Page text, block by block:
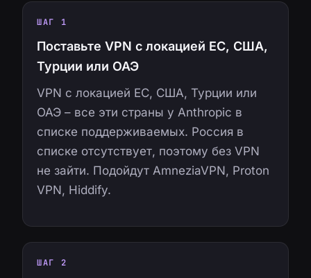
ШАГ 1
Поставьте VPN с локацией ЕС, США,
Турции или ОАЭ
VPN с локацией ЕС, США, Турции или
ОАЭ – все эти страны у Anthropic в
списке поддерживаемых. Россия в
списке отсутствует, поэтому без VPN
не зайти. Подойдут AmneziaVPN, Proton
VPN, Hiddify.
ШАГ 2